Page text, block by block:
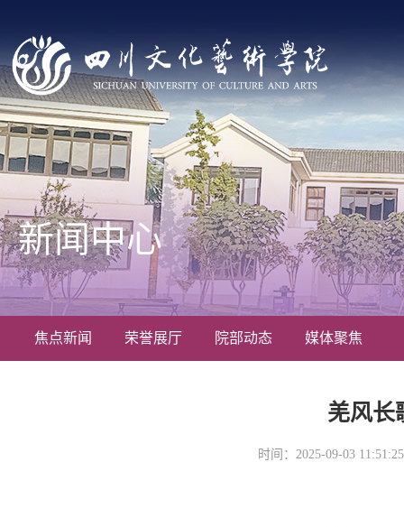
焦点新闻 荣誉展厅 院部动态 媒体聚焦
新闻中心
羌风长
时间：2025-09-03